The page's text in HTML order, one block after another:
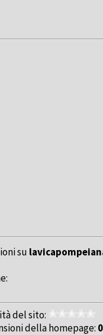
su
del sito:
della homepage: 0